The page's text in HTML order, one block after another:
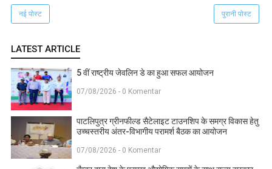
नई पोस्ट पुरानी पोस्ट
LATEST ARTICLE
5 वीं राष्ट्रीय जेवलिन डे का हुआ सफल आयोजन
07/08/2026 - 0 Komentar
पाटलिपुत्र ग्रीनफील्ड सैटेलाइट टाउनशिप के समग्र विकास हेतु
उच्चस्तरीय अंतर-विभागीय परामर्श बैठक का आयोजन
07/08/2026 - 0 Komentar